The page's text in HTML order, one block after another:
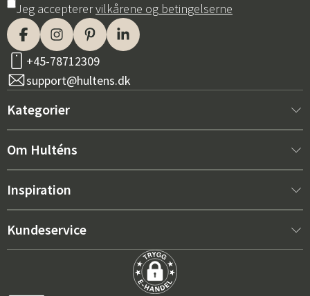
Jeg accepterervilkårene og betingelserne
+45-78712309
support@hultens.dk
Kategorier
Nyt hos os
Indretning
Om Hulténs
Om Hulténs
Salgsafdeling
Inspiration
Bestsellere
De rigtige hynder til maksimal komfort – sådan vælger du
Kundeservice